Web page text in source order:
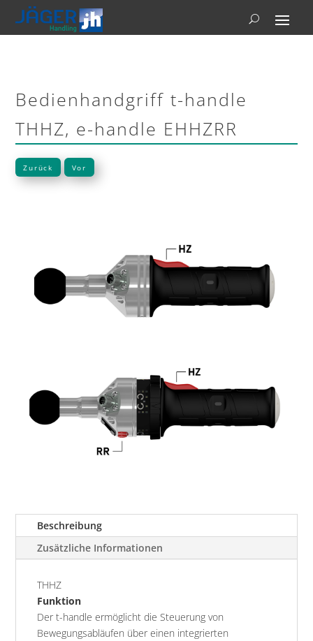
Bedienhandgriff t-handle
THHZ, e-handle EHHZRR
Zurück Vor
Beschreibung
Zusätzliche Informationen
THHZ
Funktion
Der t-handle ermöglicht die Steuerung von
Bewegungsabläufen über einen integrierten